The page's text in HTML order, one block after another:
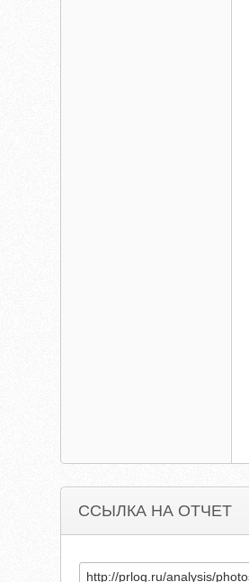
ССЫЛКА НА ОТЧЕТ